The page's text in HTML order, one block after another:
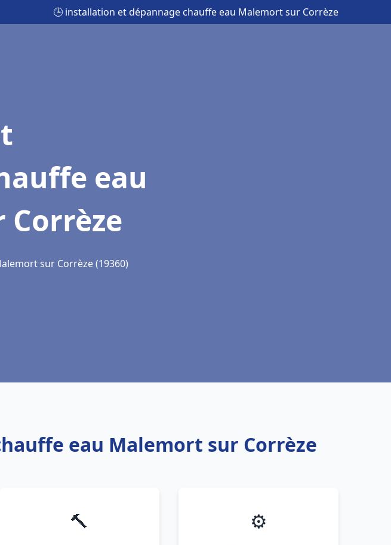
🕒 installation et dépannage chauffe eau Malemort sur Corrèze
eau
sur Corrèze (19360)
eau Malemort sur Corrèze
🔨 ⚙️